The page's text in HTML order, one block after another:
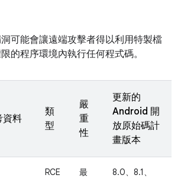
可能會讓遠端攻擊者得以利用特製檔
的程序環境內執行任何程式碼。
資料
類
型
嚴
重
性
更新的
Android 開
放原始碼計
畫版本
RCE
最
8.0、8.1、